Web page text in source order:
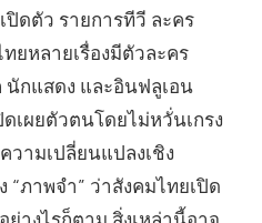
ปิดตัว รายการทีวี ละคร
ยหลายเรื่องมีตัวละคร
นักแสดง และอินฟลูเอน
เผยตัวตนโดยไม่หวั่นเกรง
ามเปลี่ยนแปลงเชิง
ภาพจำ” ว่าสังคมไทยเปิด